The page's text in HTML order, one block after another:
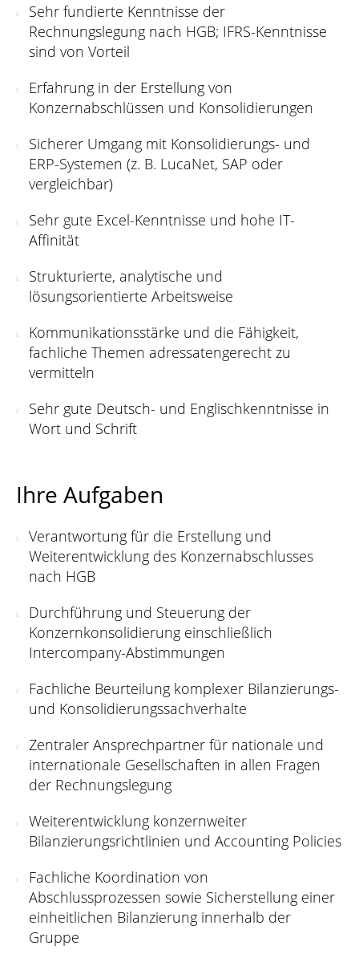
Sehr fundierte Kenntnisse der
Rechnungslegung nach HGB; IFRS-Kenntnisse
sind von Vorteil
Erfahrung in der Erstellung von
Konzernabschlüssen und Konsolidierungen
Sicherer Umgang mit Konsolidierungs- und
ERP-Systemen (z. B. LucaNet, SAP oder
vergleichbar)
Sehr gute Excel-Kenntnisse und hohe IT-
Affinität
Strukturierte, analytische und
lösungsorientierte Arbeitsweise
Kommunikationsstärke und die Fähigkeit,
fachliche Themen adressatengerecht zu
vermitteln
Sehr gute Deutsch- und Englischkenntnisse in
Wort und Schrift
Ihre Aufgaben
Verantwortung für die Erstellung und
Weiterentwicklung des Konzernabschlusses
nach HGB
Durchführung und Steuerung der
Konzernkonsolidierung einschließlich
Intercompany-Abstimmungen
Fachliche Beurteilung komplexer Bilanzierungs-
und Konsolidierungssachverhalte
Zentraler Ansprechpartner für nationale und
internationale Gesellschaften in allen Fragen
der Rechnungslegung
Weiterentwicklung konzernweiter
Bilanzierungsrichtlinien und Accounting Policies
Fachliche Koordination von
Abschlussprozessen sowie Sicherstellung einer
einheitlichen Bilanzierung innerhalb der
Gruppe